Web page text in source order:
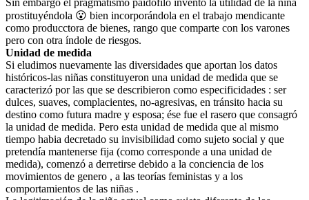
prostituyéndola 😮 bien incorporándola en el trabajo mendicante
como producctora de bienes, rango que comparte con los varones
pero con otra índole de riesgos.
Unidad de medida
Si eludimos nuevamente las diversidades que aportan los datos
históricos-las niñas constituyeron una unidad de medida que se
caracterizó por las que se describieron como especificidades : ser
dulces, suaves, complacientes, no-agresivas, en tránsito hacia su
destino como futura madre y esposa; ése fue el rasero que consagró
la unidad de medida. Pero esta unidad de medida que al mismo
tiempo habia decretado su invisibilidad como sujeto social y que
pretendía mantenerse fija (como corresponde a una unidad de
medida), comenzó a derretirse debido a la conciencia de los
movimientos de genero , a las teorías feministas y a los
comportamientos de las niñas .